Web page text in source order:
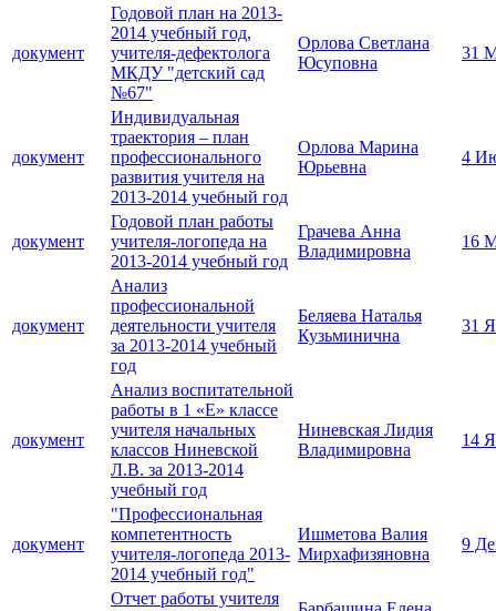
документ
Годовой план на 2013-
2014 учебный год,
учителя-дефектолога
МКДУ "детский сад
№67"
Орлова Светлана
Юсуповна
31
документ
Индивидуальная
траектория – план
профессионального
развития учителя на
2013-2014 учебный год
Орлова Марина
Юрьевна
4
документ
Годовой план работы
учителя-логопеда на
2013-2014 учебный год
Грачева Анна
Владимировна
16
документ
Анализ
профессиональной
деятельности учителя
за 2013-2014 учебный
год
Беляева Наталья
Кузьминична
31
документ
Анализ воспитательной
работы в 1 «Е» классе
учителя начальных
классов Ниневской
Л.В. за 2013-2014
учебный год
Ниневская Лидия
Владимировна
14
документ
"Профессиональная
компетентность
учителя-логопеда 2013-
2014 учебный год"
Ишметова Валия
Мирхафизяновна
9
Отчет работы учителя